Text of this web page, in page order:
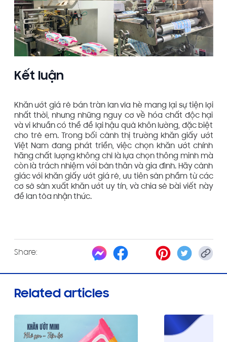
Kết luận
Khăn ướt giá rẻ bán tràn lan vỉa hè mang lại sự tiện lợi
nhất thời, nhưng những nguy cơ về hóa chất độc hại
và vi khuẩn có thể để lại hậu quả khôn lường, đặc biệt
cho trẻ em. Trong bối cảnh thị trường khăn giấy ướt
Việt Nam đang phát triển, việc chọn khăn ướt chính
hãng chất lượng không chỉ là lựa chọn thông minh mà
còn là trách nhiệm với bản thân và gia đình. Hãy cảnh
giác với khăn giấy ướt giá rẻ, ưu tiên sản phẩm từ các
cơ sở sản xuất khăn ướt uy tín, và chia sẻ bài viết này
để lan tỏa nhận thức.
Share:
Related articles